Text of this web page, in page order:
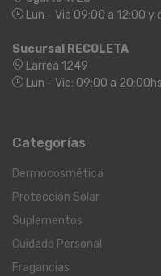
Lun - Vie 09:00 a 12:00 y
Sucursal RECOLETA
Larrea 1249
Lun - Vie: 09:00 a
Categorías
Dermocosmética
Protección Solar
Suplementos
Cuidado Personal
Fragancias